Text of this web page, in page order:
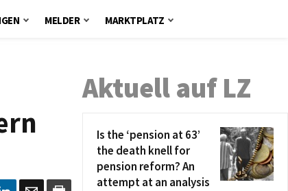
MELDER MARKTPLATZ
Aktuell auf LZ
Is the ‘pension at 63’
the death knell for
pension reform? An
attempt at an analysis